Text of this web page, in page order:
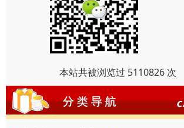
本站共被浏览过 5110826 次